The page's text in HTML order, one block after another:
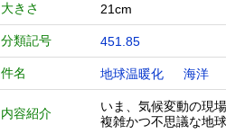
大きさ 21cm
分類記号 451.85
件名 地球温暖化 海洋
内容紹介
いま、気候変動の現
複雑かつ不思議な地